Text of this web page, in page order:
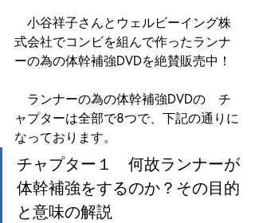
小谷祥子さんとウェルビーイング株
式会社でコンビを組んで作ったランナ
ーの為の体幹補強DVDを絶賛販売中！
ランナーの為の体幹補強DVDの　チ
ャプターは全部で8つで、下記の通りに
なっております。
チャプター１　何故ランナーが
体幹補強をするのか？その目的
と意味の解説